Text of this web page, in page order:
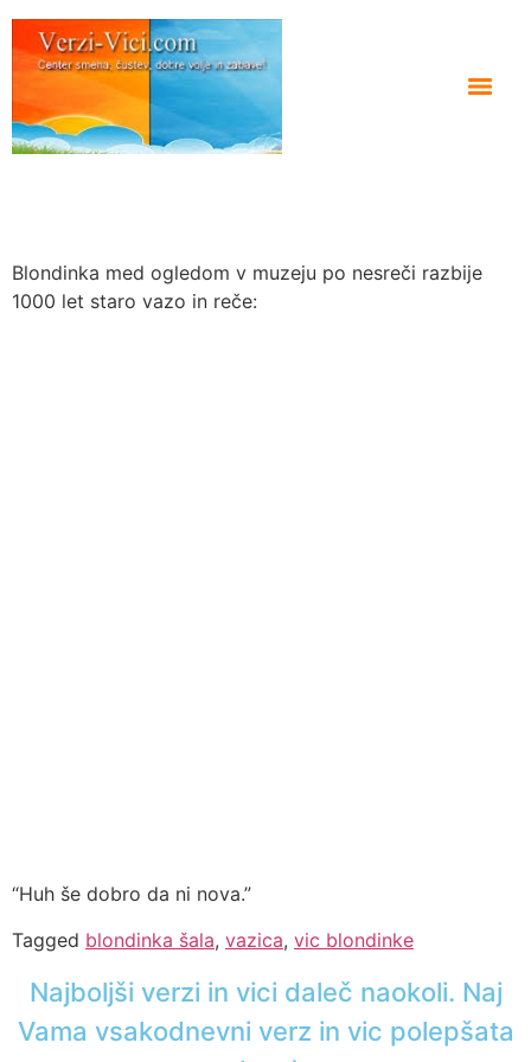
Blondinka med ogledom v muzeju po nesreči razbije
1000 let staro vazo in reče:
“Huh še dobro da ni nova.”
Tagged blondinka šala, vazica, vic blondinke
Najboljši verzi in vici daleč naokoli. Naj
Vama vsakodnevni verz in vic polepšata